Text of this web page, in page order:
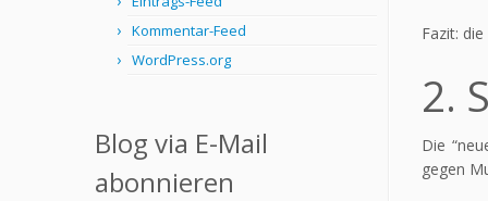
Kommentar-Feed
WordPress.org
Blog via E-Mail
abonnieren
Fazit:
2.
Die
gegen